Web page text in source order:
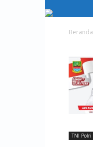
Beranda
TNI Polri